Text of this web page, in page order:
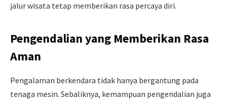
jalur wisata tetap memberikan rasa percaya diri.
Pengendalian yang Memberikan Rasa
Aman
Pengalaman berkendara tidak hanya bergantung pada
tenaga mesin. Sebaliknya, kemampuan pengendalian juga